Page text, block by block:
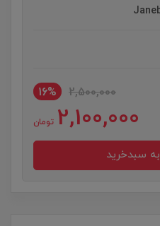
2,500,000
16%
2,100,000 تومان